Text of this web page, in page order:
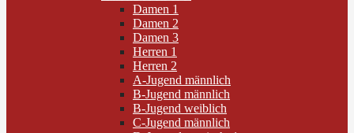
Damen 1
Damen 2
Damen 3
Herren 1
Herren 2
A-Jugend männlich
B-Jugend männlich
B-Jugend weiblich
C-Jugend männlich